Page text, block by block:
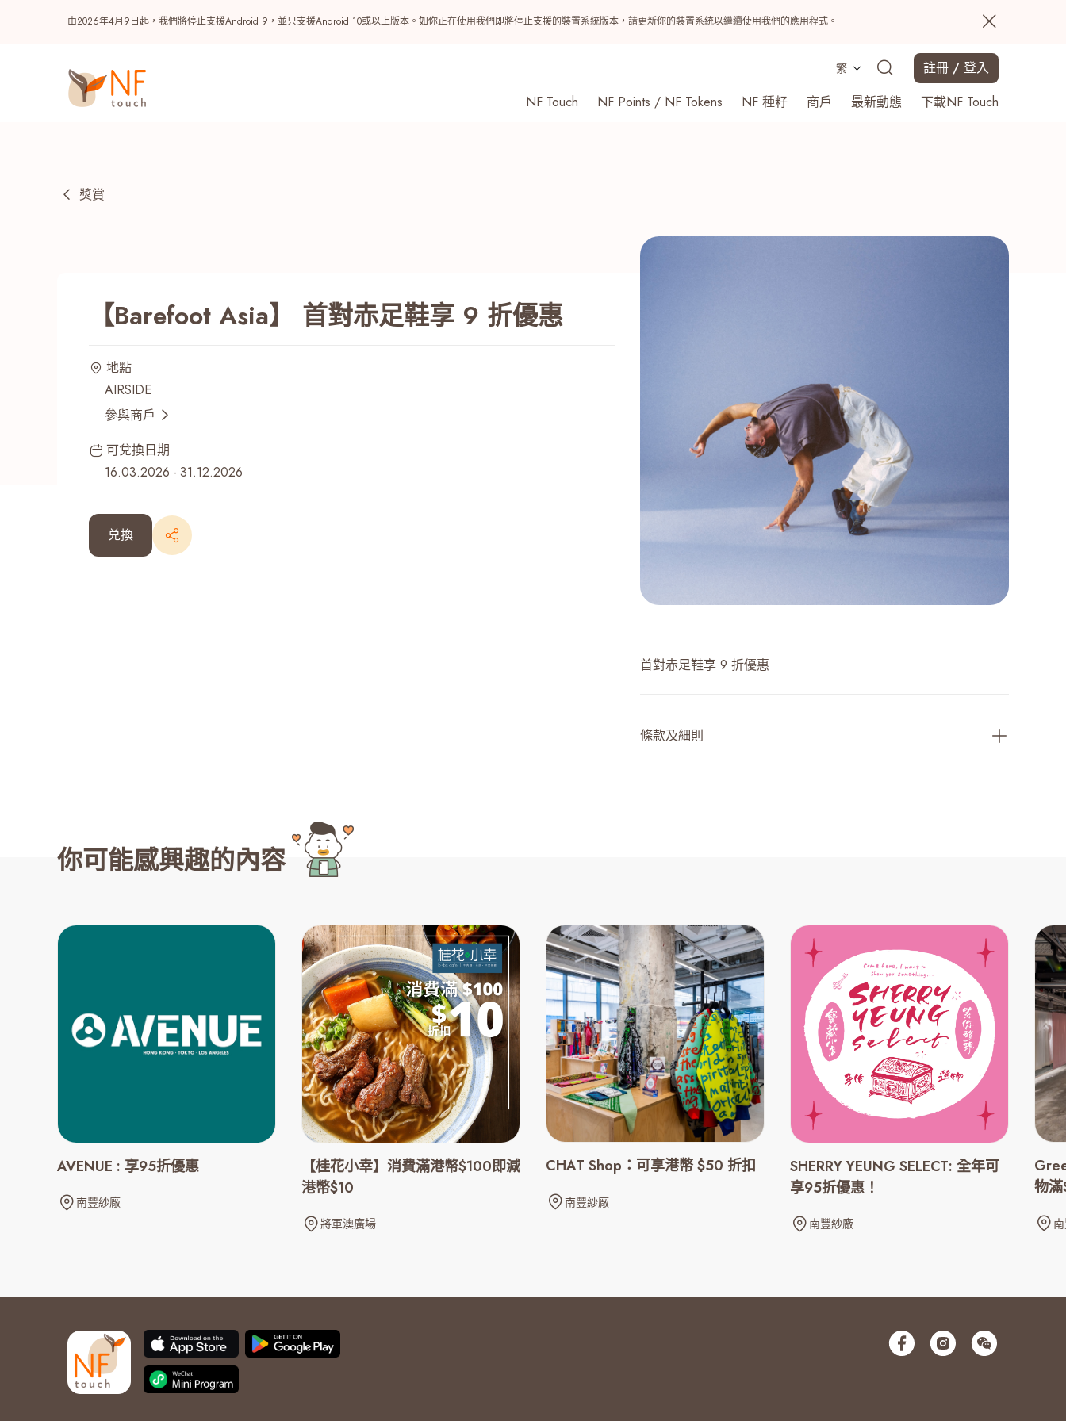
由2026年4月9日起，我們將停止支援Android 9，並只支援Android 10或以上版本。如你正在使用我們即將停止支援的裝置系統版本，請更新你的裝置系統以繼續使用我們的應用程式。
繁
註冊 / 登入
NF Touch
NF Points / NF Tokens NF 種籽 商戶 最新動態 下載NF Touch
NF 種籽 NF Points AIRSIDE 獎賞
最近搜尋紀錄
獎賞
【Barefoot Asia】 首對赤足鞋享 9 折優惠
地點
AIRSIDE
參與商戶
可兌換日期
16.03.2026 - 31.12.2026
兑換
首對赤足鞋享 9 折優惠
條款及細則
你可能感興趣的內容
AVENUE : 享95折優惠
南豐紗廠
【桂花小幸】消費滿港幣$100即減
港幣$10
將軍澳廣場
CHAT Shop：可享港幣 $50 折扣
南豐紗廠
SHERRY YEUNG SELECT: 全年可
享95折優惠！
南豐紗廠
物